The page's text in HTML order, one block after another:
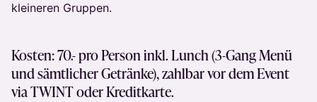
kleineren Gruppen.
Kosten: 70.- pro Person inkl. Lunch (3-Gang Menü
und sämtlicher Getränke), zahlbar vor dem Event
via TWINT oder Kreditkarte.